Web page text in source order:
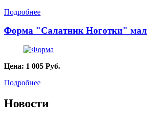
Подробнее
Форма "Салатник Ноготки"
Цена: 1 005 Руб.
Подробнее
Новости